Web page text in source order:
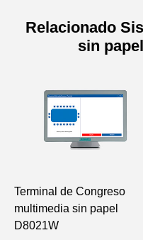
Modelo
Resolución de
CPU
Memoria
Relacionado
sin
Terminal de Congreso
multimedia sin papel
D8021W